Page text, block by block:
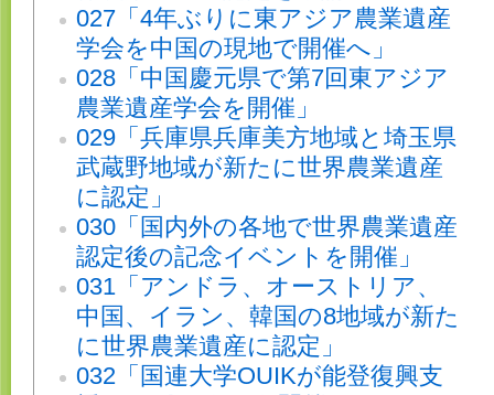
027「4年ぶりに東アジア農業遺産
学会を中国の現地で開催へ」
028「中国慶元県で第7回東アジア
農業遺産学会を開催」
029「兵庫県兵庫美方地域と埼玉県
武蔵野地域が新たに世界農業遺産
に認定」
030「国内外の各地で世界農業遺産
認定後の記念イベントを開催」
031「アンドラ、オーストリア、
中国、イラン、韓国の8地域が新た
に世界農業遺産に認定」
032「国連大学OUIKが能登復興支